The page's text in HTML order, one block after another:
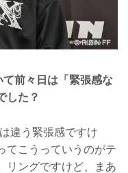
前々日は「緊張感な
した？
う緊張感ですけ
てこうっていうのがテ
リングですけど、まあ